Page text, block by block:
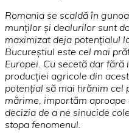
Romania se scaldă în
munţilor şi dealurilor sunt
maximizat deja potenţialul
Bucureştiul este cel mai
Europei. Cu secetă dar fără
producţiei agricole din
potenţial să mai hrănim cel
mărime, importăm
decizia de a ne sinucide
stopa fenomenul.